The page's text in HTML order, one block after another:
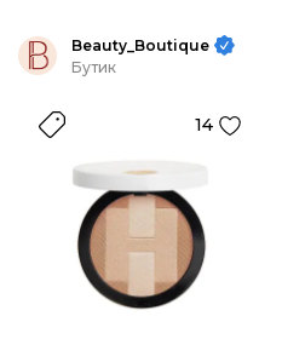
Beauty_Boutique
Бутик
14